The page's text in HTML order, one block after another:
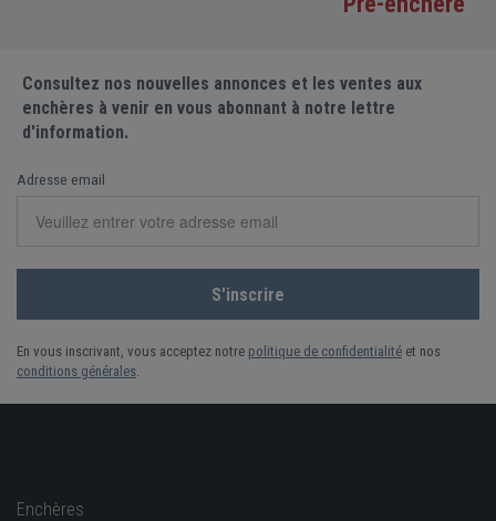
Consultez nos nouvelles annonces et les ventes aux
enchères à venir en vous abonnant à notre lettre
d'information.
Adresse email
En vous inscrivant, vous acceptez notre politique de confidentialité et nos
conditions générales.
Enchères